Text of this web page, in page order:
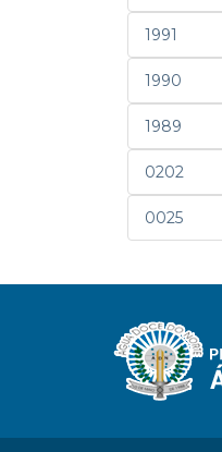
1991
1990
1989
0202
0025